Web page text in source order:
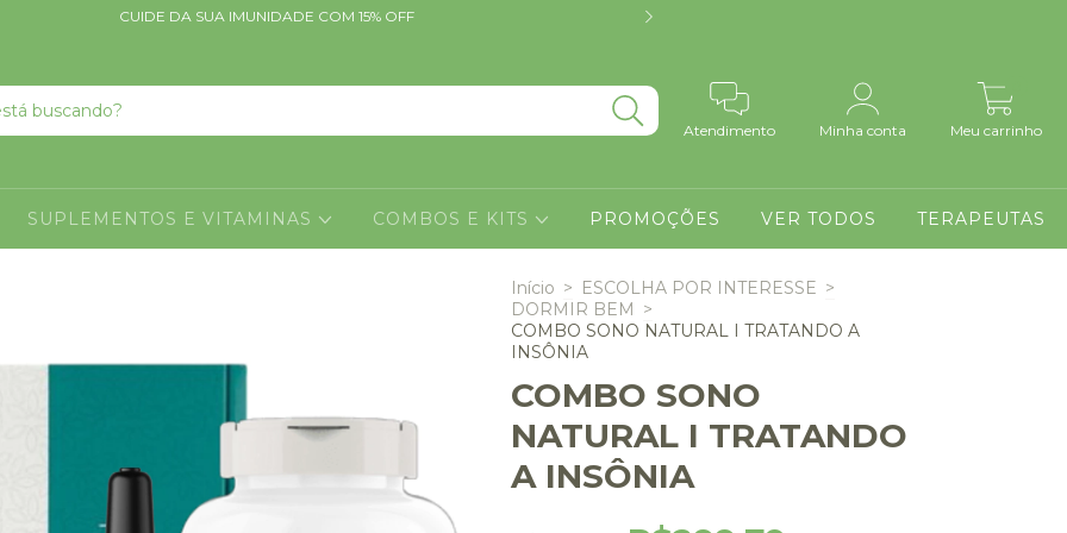
CUIDE DA SUA IMUNIDADE COM 15% OFF
Atendimento Minha conta Meu carrinho
SUPLEMENTOS E VITAMINAS COMBOS E KITS PROMOÇÕES VER TODOS TERAPEUTAS
Início > ESCOLHA POR INTERESSE >
DORMIR BEM >
COMBO SONO NATURAL I TRATANDO A
INSÔNIA
COMBO SONO
NATURAL I TRATANDO
A INSÔNIA